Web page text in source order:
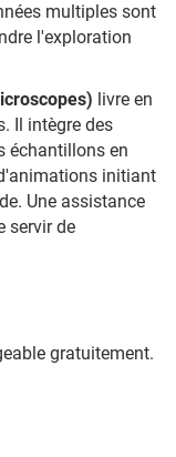
multiples sont
l'exploration
livre en
Il intègre des
échantillons en
initiant
Une assistance
servir de
gratuitement.